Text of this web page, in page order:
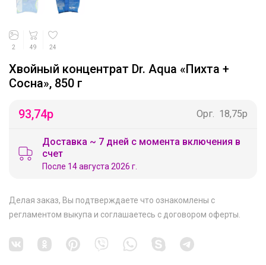
2 49 24
Хвойный концентрат Dr. Aqua «Пихта +
Сосна», 850 г
93,74р Орг. 18,75р
Доставка ~ 7 дней с момента включения в
счет
После 14 августа 2026 г.
Делая заказ, Вы подтверждаете что ознакомлены с
регламентом выкупа и соглашаетесь с договором оферты